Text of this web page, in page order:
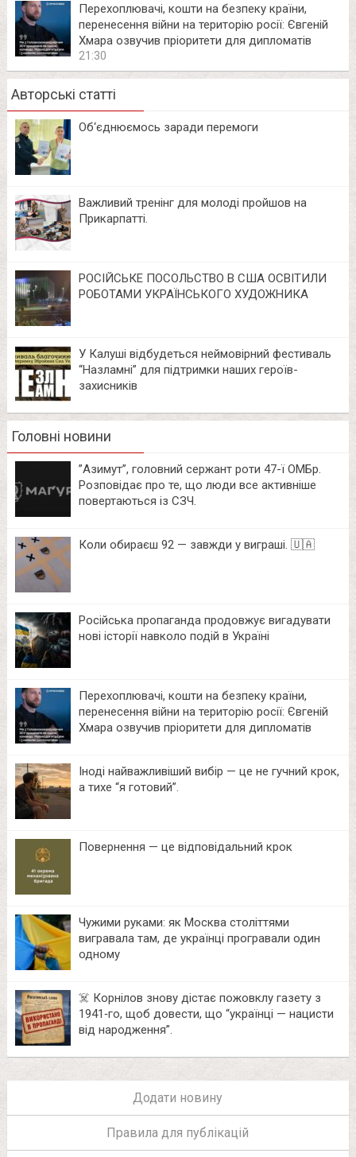
Перехоплювачі, кошти на безпеку країни,
перенесення війни на територію росії: Євгеній
Хмара озвучив пріоритети для дипломатів
21:30
Авторські статті
Об‘єднюємось заради перемоги
Важливий тренінг для молоді пройшов на
Прикарпатті.
РОСІЙСЬКЕ ПОСОЛЬСТВО В США ОСВІТИЛИ
РОБОТАМИ УКРАЇНСЬКОГО ХУДОЖНИКА
У Калуші відбудеться неймовірний фестиваль
“Назламні” для підтримки наших героїв-
захисників
Головні новини
⁨”Азимут”, головний сержант роти 47-ї ОМБр.
Розповідає про те, що люди все активніше
повертаються із СЗЧ.
Коли обираєш 92 — завжди у виграші. 🇺🇦
Російська пропаганда продовжує вигадувати
нові історії навколо подій в Україні
Перехоплювачі, кошти на безпеку країни,
перенесення війни на територію росії: Євгеній
Хмара озвучив пріоритети для дипломатів
Іноді найважливіший вибір — це не гучний крок,
а тихе “я готовий”.
Повернення — це відповідальний крок
Чужими руками: як Москва століттями
вигравала там, де українці програвали один
одному
☠️ Корнілов знову дістає пожовклу газету з
1941‑го, щоб довести, що “українці — нацисти
від народження”.
Додати новину
Правила для публікацій